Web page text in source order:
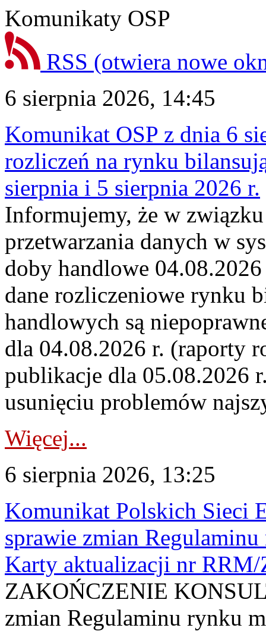
Komunikaty OSP
RSS (otwiera nowe
6 sierpnia 2026, 14:45
Komunikat OSP z dnia 6
rozliczeń na rynku
sierpnia i 5 sierpnia 2026 r.
Informujemy, że w
przetwarzania danych w
doby handlowe
dane rozliczeniowe rynku
handlowych są
dla 04.08.2026 r. (raporty
publikacje dla 05.08.2026
usunięciu problemów
Więcej...
6 sierpnia 2026, 13:25
Komunikat Polskich Sieci
sprawie zmian
Karty aktualizacji nr
ZAKOŃCZENIE
zmian Regulaminu rynku